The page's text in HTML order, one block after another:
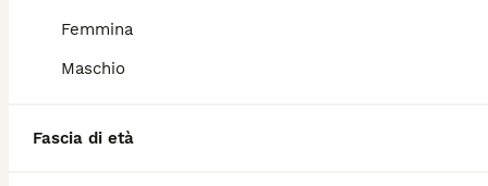
Femmina
Maschio
Fascia di età
Lo Spinone italiano è un